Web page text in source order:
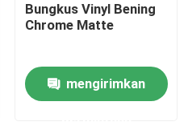
Bungkus Vinyl Bening
Chrome Matte
mengirimkan